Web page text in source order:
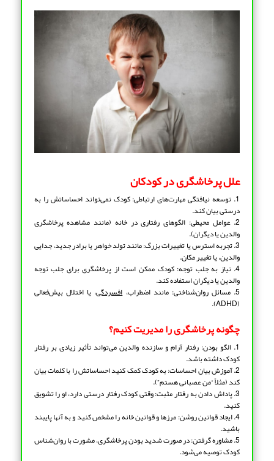
علل پرخاشگری در کودکان
1. توسعه نیافتگی مهارت‌های ارتباطی: کودک نمی‌تواند احساساتش را به
درستی بیان کند.
2. عوامل محیطی: الگوهای رفتاری در خانه (مانند مشاهده پرخاشگری
والدین یا دیگران).
3. تجربه استرس یا تغییرات بزرگ: مانند تولد خواهر یا برادر جدید، جدایی
والدین، یا تغییر مکان.
4. نیاز به جلب توجه: کودک ممکن است از پرخاشگری برای جلب توجه
والدین یا دیگران استفاده کند.
5. مسائل روان‌شناختی: مانند اضطراب، افسردگی، یا اختلال بیش‌فعالی
(ADHD).
چگونه پرخاشگری را مدیریت کنیم؟
1. الگو بودن: رفتار آرام و سازنده والدین می‌تواند تأثیر زیادی بر رفتار
کودک داشته باشد.
2. آموزش بیان احساسات: به کودک کمک کنید احساساتش را با کلمات بیان
کند (مثلاً “من عصبانی هستم”).
3. پاداش دادن به رفتار مثبت: وقتی کودک رفتار درستی دارد، او را تشویق
کنید.
4. ایجاد قوانین روشن: مرزها و قوانین خانه را مشخص کنید و به آنها پایبند
باشید.
5. مشاوره گرفتن: در صورت شدید بودن پرخاشگری، مشورت با روان‌شناس
کودک توصیه می‌شود.